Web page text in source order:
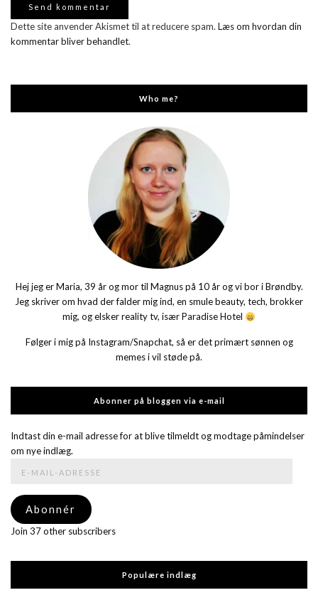
Dette site anvender Akismet til at reducere spam. Læs om hvordan din
kommentar bliver behandlet.
Who me?
Hej jeg er Maria, 39 år og mor til Magnus på 10 år og vi bor i Brøndby.
Jeg skriver om hvad der falder mig ind, en smule beauty, tech, brokker
mig, og elsker reality tv, især Paradise Hotel
Følger i mig på Instagram/Snapchat, så er det primært sønnen og
memes i vil støde på.
Abonner på bloggen via e-mail
Indtast din e-mail adresse for at blive tilmeldt og modtage påmindelser
om nye indlæg.
adresse
Abonnér
Join 37 other subscribers
Populære indlæg